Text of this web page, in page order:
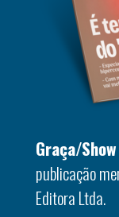
Graça/
publicação
Editora Ltda.